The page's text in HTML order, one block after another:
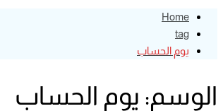
Home
tag
يوم الحساب
الوسم: يوم الحساب